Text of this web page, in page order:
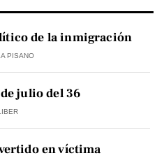
de la inmigración
PISANO
julio del 36
en víctima